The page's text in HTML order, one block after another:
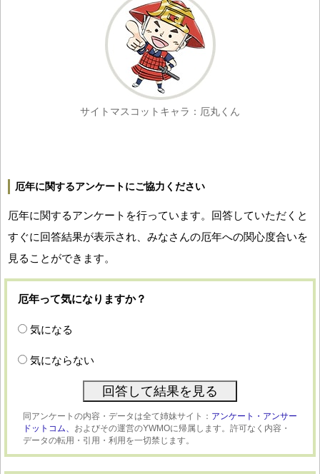
サイトマスコットキャラ：厄丸くん
厄年に関するアンケートにご協力ください
厄年に関するアンケートを行っています。回答していただくと
すぐに回答結果が表示され、みなさんの厄年への関心度合いを
見ることができます。
厄年って気になりますか？
気になる
気にならない
同アンケートの内容・データは全て姉妹サイト： アンケート・アンサー
ドットコム、 およびその運営のYWMOに帰属します。許可なく内容・
データの転用・引用・利用を一切禁じます。